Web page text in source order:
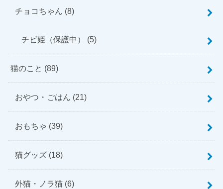
チョコちゃん (8)
チビ姫（保護中） (5)
猫のこと (89)
おやつ・ごはん (21)
おもちゃ (39)
猫グッズ (18)
外猫・ノラ猫 (6)